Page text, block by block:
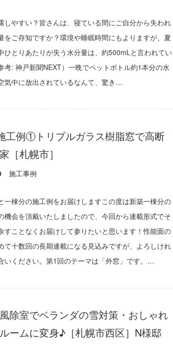
しやすい？皆さんは、寝ている間にご自分から失われ
をご存知ですか？環境や睡眠時間にもよりますが、夏
ひとりあたりが失う水分量は、約500mLと言われてい
考: 神戸新聞NEXT）一晩でペットボトル約1本分の水
気中に放出されているなんて、驚き…
工例①トリプルガラス樹脂窓で高断
［札幌市］
施工事例
一棟分の施工例をお届けしますこの度は新築一棟分の
機会を頂戴いたしましたので、今回から連載形式でそ
すことなくお届けして参りたいと思います！性能面の
て十数回の長期連載になる見込みですが、よろしけれ
いください。第1回のテーマは「外窓」です。…
除室でベランダの雪対策・おしゃれ
ームに変身♪［札幌市西区］N様邸